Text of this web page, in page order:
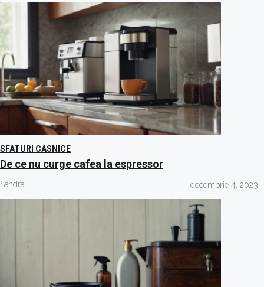
SFATURI CASNICE
De ce nu curge cafea la espressor
Sandra decembrie 4, 2023